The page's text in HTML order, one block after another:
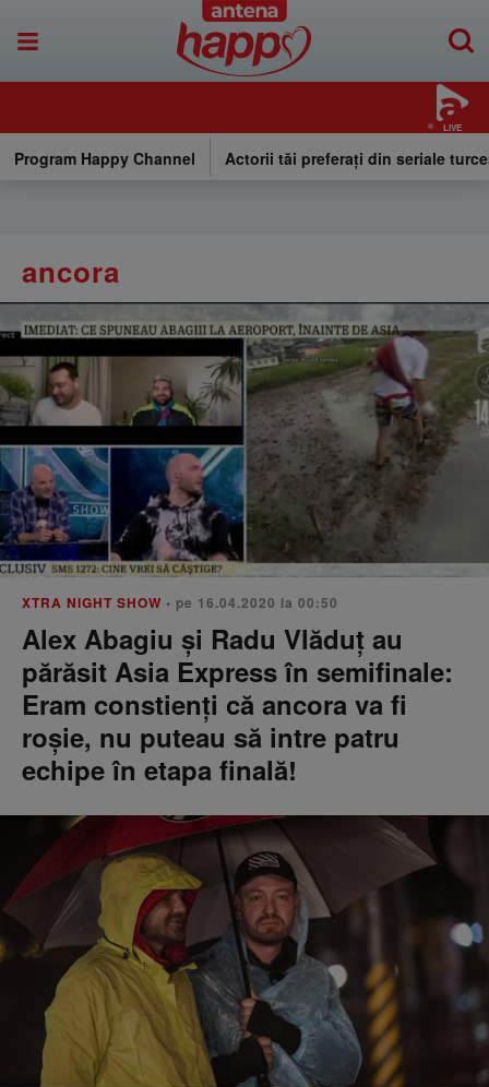
LIVE
Program Happy Channel Actorii tăi preferați din seriale
ancora
XTRA NIGHT SHOW • pe 16.04.2020 la 00:50
Alex Abagiu și Radu Vlăduț au
părăsit Asia Express în semifinale:
Eram constienți că ancora va fi
roșie, nu puteau să intre patru
echipe în etapa finală!